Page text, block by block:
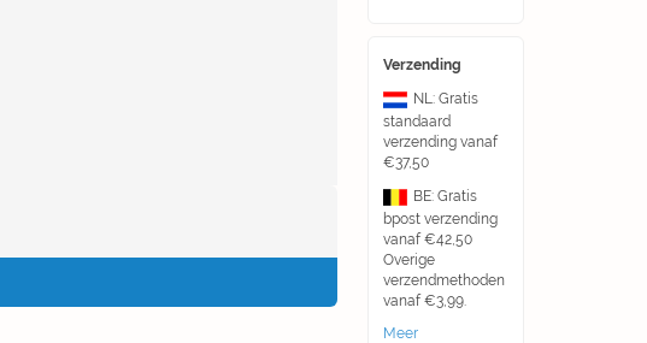
Verzending
NL: Gratis
standaard
verzending vanaf
€37,50
BE: Gratis
bpost verzending
vanaf €42,50
Overige
verzendmethoden
vanaf €3,99.
Meer